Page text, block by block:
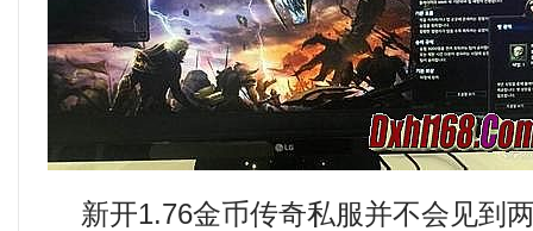
新开1.76金币传奇私服并不会见到